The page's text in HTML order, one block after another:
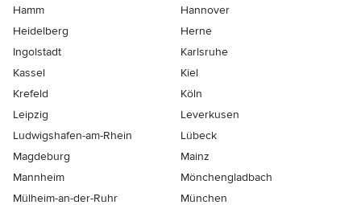
Hamm
Hannover
Heidelberg
Herne
Ingolstadt
Karlsruhe
Kassel
Kiel
Krefeld
Köln
Leipzig
Leverkusen
Ludwigshafen-am-Rhein
Lübeck
Magdeburg
Mainz
Mannheim
Mönchen­gladbach
Mülheim-an-der-Ruhr
München